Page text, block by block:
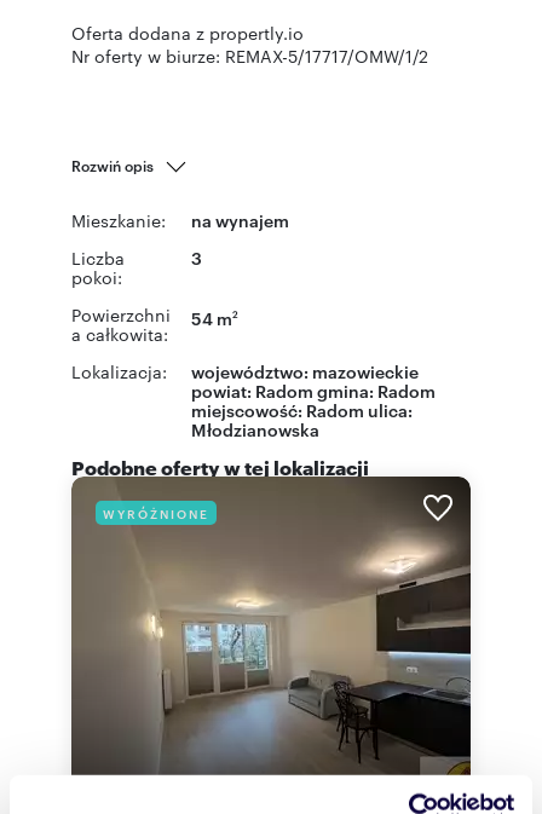
Oferta dodana z propertly.io
Nr oferty w biurze: REMAX-5/17717/OMW/1/2
Rozwiń opis
Mieszkanie: na wynajem
Liczba
pokoi:
3
Powierzchni
a całkowita:
54 m2
Lokalizacja: województwo: mazowieckie
powiat: Radom gmina: Radom
miejscowość: Radom ulica:
Młodzianowska
Podobne oferty w tej lokalizacji
WYRÓŻNIONE